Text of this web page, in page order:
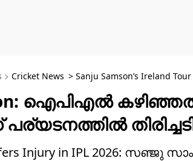
Cricket News > Sanju Samson’s Ireland
ഐപിഎല്‍
Injury in IPL 2026: